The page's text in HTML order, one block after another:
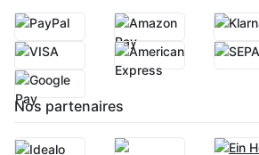
Nos partenaires